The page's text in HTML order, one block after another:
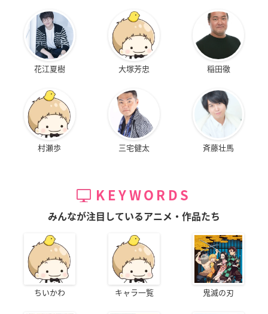
花江夏樹 大塚芳忠 稲田徹
村瀬歩 三宅健太 斉藤壮馬
KEYWORDS
みんなが注目しているアニメ・作品たち
ちいかわ キャラ一覧 鬼滅の刃